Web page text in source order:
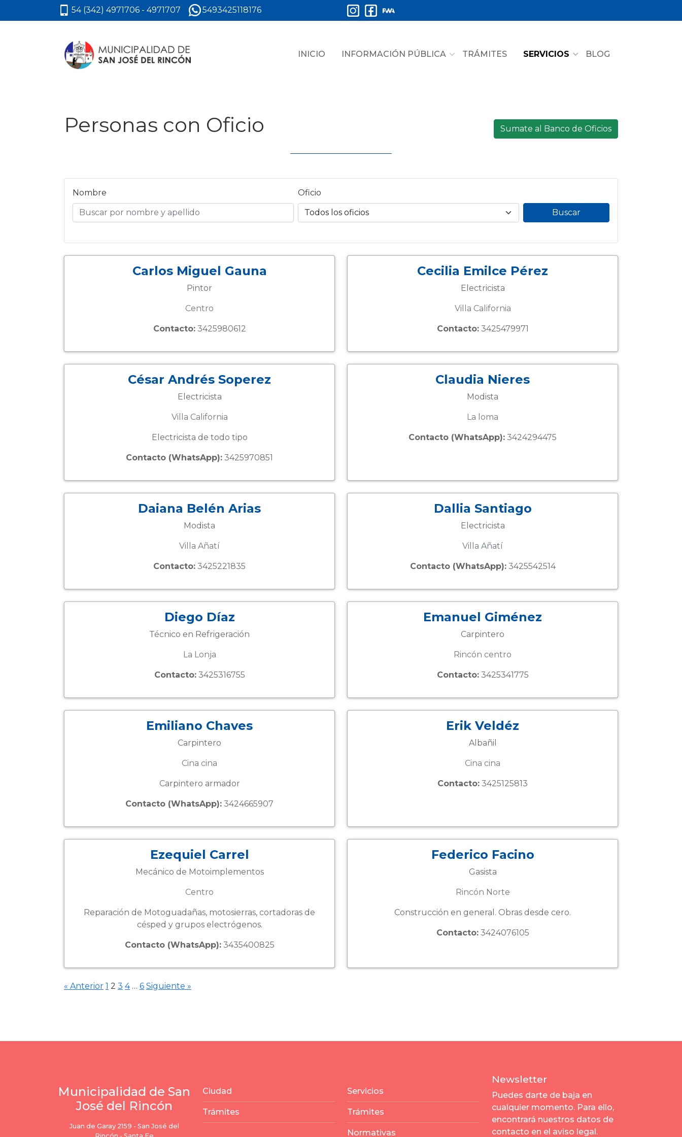
54 (342) 4971706 - 4971707 5493425118176
INICIO INFORMACIÓN PÚBLICA TRÁMITES SERVICIOS BLOG
Personas con Oficio Sumate al Banco de Oficios
Nombre Oficio
Buscar
Carlos Miguel Gauna
Pintor
Centro
Contacto:3425980612
Cecilia Emilce Pérez
Electricista
Villa California
Contacto:3425479971
César Andrés Soperez
Electricista
Villa California
Electricista de todo tipo
Contacto (WhatsApp): 3425970851
Claudia Nieres
Modista
La loma
Contacto (WhatsApp): 3424294475
Daiana Belén Arias
Modista
Villa Añatí
Contacto: 3425221835
Dallia Santiago
Electricista
Villa Añatí
Contacto (WhatsApp):3425542514
Diego Díaz
Técnico en Refrigeración
La Lonja
Contacto:3425316755
Emanuel Giménez
Carpintero
Rincón centro
Contacto:3425341775
Emiliano Chaves
Carpintero
Cina cina
Carpintero armador
Contacto (WhatsApp): 3424665907
Erik Veldéz
Albañil
Cina cina
Contacto: 3425125813
Ezequiel Carrel
Mecánico de Motoimplementos
Centro
Reparación de Motoguadañas, motosierras, cortadoras de
césped y grupos electrógenos.
Contacto (WhatsApp):3435400825
Federico Facino
Gasista
Rincón Norte
Construcción en general. Obras desde cero.
Contacto:3424076105
« Anterior 1 2 3 4 … 6 Siguiente »
Municipalidad de San
José del Rincón
Juan de Garay 2159 - San José del
Ciudad
Trámites
Servicios
Trámites
Normativas
Newsletter
Puedes darte de baja en
cualquier momento. Para ello,
encontrará nuestros datos de
contacto en el aviso legal.